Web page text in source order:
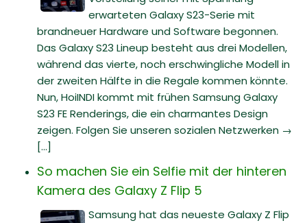
erwarteten Galaxy S23-Serie mit
brandneuer Hardware und Software begonnen.
Das Galaxy S23 Lineup besteht aus drei Modellen,
während das vierte, noch erschwingliche Modell in
der zweiten Hälfte in die Regale kommen könnte.
Nun, HoiINDI kommt mit frühen Samsung Galaxy
S23 FE Renderings, die ein charmantes Design
zeigen. Folgen Sie unseren sozialen Netzwerken →
[...]
So machen Sie ein Selfie mit der hinteren
Kamera des Galaxy Z Flip 5
Samsung hat das neueste Galaxy Z Flip